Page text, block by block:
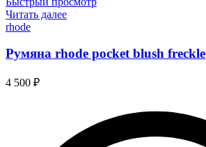
Читать далее
rhode
Румяна rhode pocket blush freckle
4 500 ₽